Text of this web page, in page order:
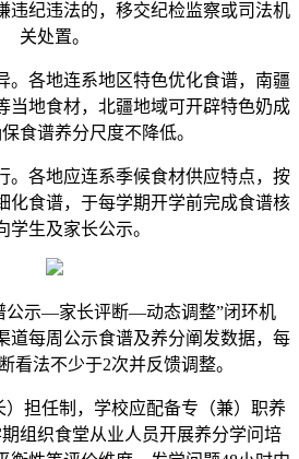
违纪违法的，移交纪检监察或司法机
关处置。
各地连系地区特色优化食谱，南疆
当地食材，北疆地域可开辟特色奶成
食谱养分尺度不降低。
各地应连系季候食材供应特点，按
化食谱，于每学期开学前完成食谱核
学生及家长公示。
示—家长评断—动态调整”闭环机
道每周公示食谱及养分阐发数据，每
看法不少于2次并反馈调整。
担任制，学校应配备专（兼）职养
组织食堂从业人员开展养分学问培